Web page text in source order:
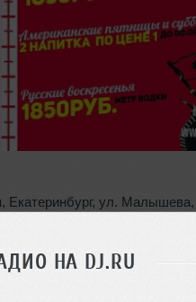
НА DJ.RU
, Екатеринбург, ул. Малышева
ГАДКИЙ КОЙОТ!
Койот на
в атмосферу